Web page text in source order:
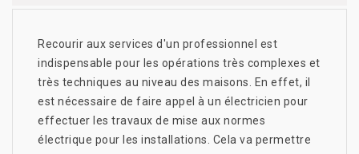
Recourir aux services d'un professionnel est
indispensable pour les opérations très complexes et
très techniques au niveau des maisons. En effet, il
est nécessaire de faire appel à un électricien pour
effectuer les travaux de mise aux normes
électrique pour les installations. Cela va permettre